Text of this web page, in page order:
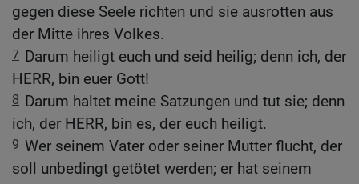
gegen diese Seele richten und sie ausrotten aus
der Mitte ihres Volkes.
7 Darum heiligt euch und seid heilig; denn ich, der
HERR, bin euer Gott!
8 Darum haltet meine Satzungen und tut sie; denn
ich, der HERR, bin es, der euch heiligt.
9 Wer seinem Vater oder seiner Mutter flucht, der
soll unbedingt getötet werden; er hat seinem